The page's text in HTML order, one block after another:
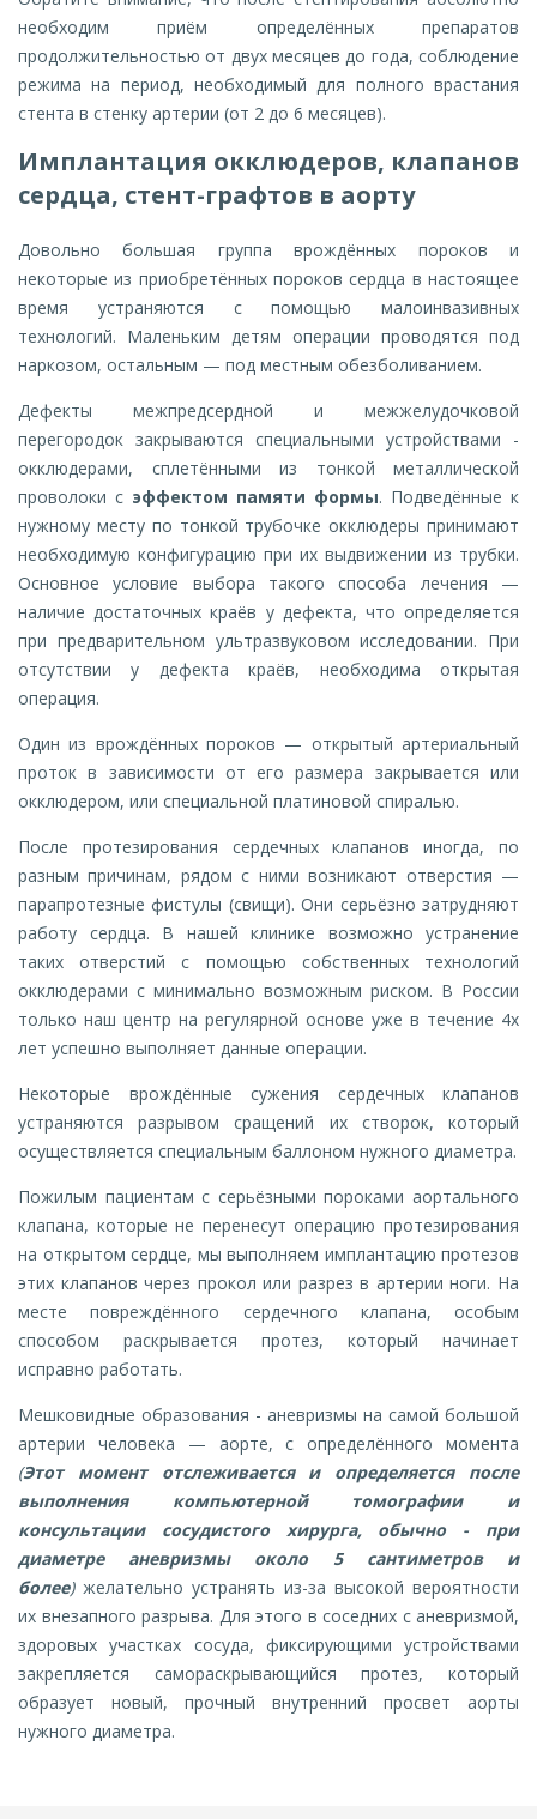
необходим приём определённых препаратов
продолжительностью от двух месяцев до года, соблюдение
режима на период, необходимый для полного врастания
стента в стенку артерии (от 2 до 6 месяцев).
Имплантация окклюдеров, клапанов
сердца, стент-графтов в аорту
Довольно большая группа врождённых пороков и
некоторые из приобретённых пороков сердца в настоящее
время устраняются с помощью малоинвазивных
технологий. Маленьким детям операции проводятся под
наркозом, остальным — под местным обезболиванием.
Дефекты межпредсердной и межжелудочковой
перегородок закрываются специальными устройствами -
окклюдерами, сплетёнными из тонкой металлической
проволоки с эффектом памяти формы. Подведённые к
нужному месту по тонкой трубочке окклюдеры принимают
необходимую конфигурацию при их выдвижении из трубки.
Основное условие выбора такого способа лечения —
наличие достаточных краёв у дефекта, что определяется
при предварительном ультразвуковом исследовании. При
отсутствии у дефекта краёв, необходима открытая
операция.
Один из врождённых пороков — открытый артериальный
проток в зависимости от его размера закрывается или
окклюдером, или специальной платиновой спиралью.
После протезирования сердечных клапанов иногда, по
разным причинам, рядом с ними возникают отверстия —
парапротезные фистулы (свищи). Они серьёзно затрудняют
работу сердца. В нашей клинике возможно устранение
таких отверстий с помощью собственных технологий
окклюдерами с минимально возможным риском. В России
только наш центр на регулярной основе уже в течение 4х
лет успешно выполняет данные операции.
Некоторые врождённые сужения сердечных клапанов
устраняются разрывом сращений их створок, который
осуществляется специальным баллоном нужного диаметра.
Пожилым пациентам с серьёзными пороками аортального
клапана, которые не перенесут операцию протезирования
на открытом сердце, мы выполняем имплантацию протезов
этих клапанов через прокол или разрез в артерии ноги. На
месте повреждённого сердечного клапана, особым
способом раскрывается протез, который начинает
исправно работать.
Мешковидные образования - аневризмы на самой большой
артерии человека — аорте, с определённого момента
(Этот момент отслеживается и определяется после
выполнения компьютерной томографии и
консультации сосудистого хирурга, обычно - при
диаметре аневризмы около 5 сантиметров и
более) желательно устранять из-за высокой вероятности
их внезапного разрыва. Для этого в соседних с аневризмой,
здоровых участках сосуда, фиксирующими устройствами
закрепляется самораскрывающийся протез, который
образует новый, прочный внутренний просвет аорты
нужного диаметра.